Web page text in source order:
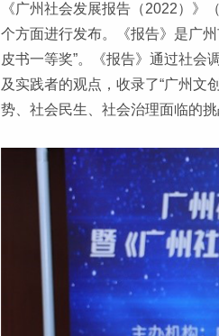
《广州社会发展报告（2022）
个方面进行发布。《报告》是广
皮书一等奖”。《报告》通过社会
及实践者的观点，收录了“广州文
势、社会民生、社会治理面临的